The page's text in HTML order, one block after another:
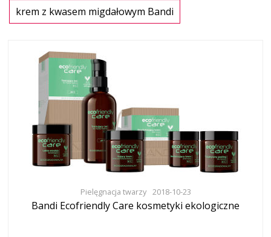
krem z kwasem migdałowym Bandi
Pielęgnacja twarzy 2018-10-23
Bandi Ecofriendly Care kosmetyki ekologiczne